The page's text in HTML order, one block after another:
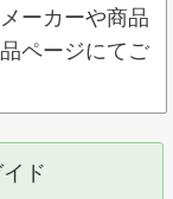
ーカーや商品
ページにてご
ド